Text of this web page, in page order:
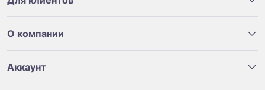
О компании
Аккаунт